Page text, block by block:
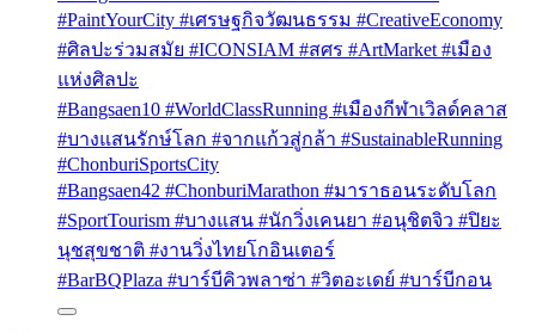
#PaintYourCity #เศรษฐกิจวัฒนธรรม #CreativeEconomy
#ศิลปะร่วมสมัย #ICONSIAM #สศร #ArtMarket #เมือง
แห่งศิลปะ
#Bangsaen10 #WorldClassRunning #เมืองกีฬาเวิลด์คลาส
#บางแสนรักษ์โลก #จากแก้วสู่กล้า #SustainableRunning
#ChonburiSportsCity
#Bangsaen42 #ChonburiMarathon #มาราธอนระดับโลก
#SportTourism #บางแสน #นักวิ่งเคนยา #อนุชิตจิว #ปิยะ
นุชสุขชาติ #งานวิ่งไทยโกอินเตอร์
#BarBQPlaza #บาร์บีคิวพลาซ่า #วิตอะเดย์ #บาร์บีกอน